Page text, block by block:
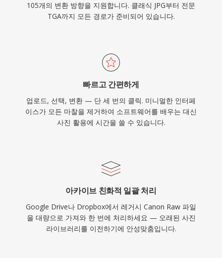
105개의 변환 방향을 지원합니다. 클래식 JPG부터 전문
TGA까지 모든 경로가 준비되어 있습니다.
빠르고 간편하게
업로드, 선택, 변환 — 단 세 번의 클릭. 미니멀한 인터페
이스가 모든 마찰을 제거하여 소프트웨어를 배우는 대신
사진 활용에 시간을 쓸 수 있습니다.
아카이브 친화적 일괄 처리
Google Drive나 Dropbox에서 레거시 Canon Raw 파일
을 대량으로 가져와 한 번에 처리하세요 — 오래된 사진
라이브러리를 이전하기에 안성맞춤입니다.